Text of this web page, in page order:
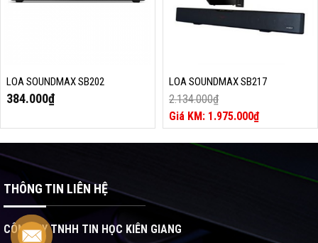
LOA SOUNDMAX SB202
384.000₫
LOA SOUNDMAX SB217
2.134.000₫
Giá
gốc
là:
2.134.000₫.
1.975.000₫
Giá
hiện
THÔNG TIN LIÊN HỆ
CÔNG TY TNHH TIN HỌC KIÊN GIANG